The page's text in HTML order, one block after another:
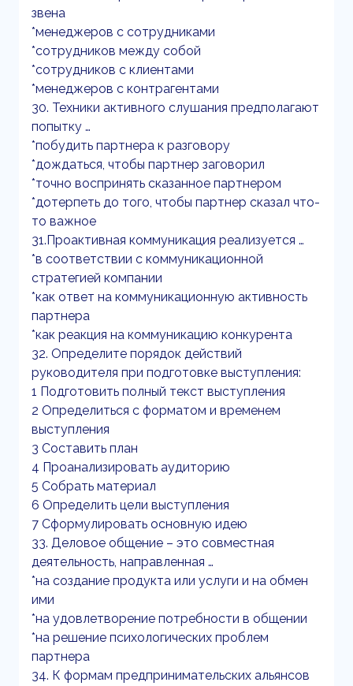
звена
*менеджеров с сотрудниками
*сотрудников между собой
*сотрудников с клиентами
*менеджеров с контрагентами
30. Техники активного слушания предполагают
попытку …
*побудить партнера к разговору
*дождаться, чтобы партнер заговорил
*точно воспринять сказанное партнером
*дотерпеть до того, чтобы партнер сказал что-
то важное
31.Проактивная коммуникация реализуется …
*в соответствии с коммуникационной
стратегией компании
*как ответ на коммуникационную активность
партнера
*как реакция на коммуникацию конкурента
32. Определите порядок действий
руководителя при подготовке выступления:
1 Подготовить полный текст выступления
2 Определиться с форматом и временем
выступления
3 Составить план
4 Проанализировать аудиторию
5 Собрать материал
6 Определить цели выступления
7 Сформулировать основную идею
33. Деловое общение – это совместная
деятельность, направленная …
*на создание продукта или услуги и на обмен
ими
*на удовлетворение потребности в общении
*на решение психологических проблем
партнера
34. К формам предпринимательских альянсов